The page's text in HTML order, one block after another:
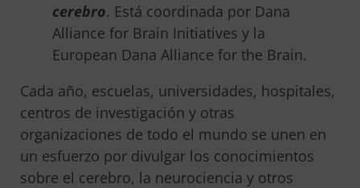
cerebro. Está coordinada por Dana
Alliance for Brain Initiatives y la
European Dana Alliance for the Brain.
Cada año, escuelas, universidades, hospitales,
centros de investigación y otras
organizaciones de todo el mundo se unen en
un esfuerzo por divulgar los conocimientos
sobre el cerebro, la neurociencia y otros